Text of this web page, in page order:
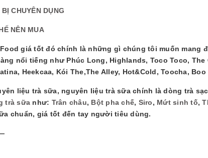
CHUYÊN DỤNG
NÊN MUA
Food giá tốt đó chính là những gì chúng tôi muốn mang
nổi tiếng như Phúc Long, Highlands, Toco Toco, The
Heekcaa, Kói The,The Alley, Hot&Cold, Toocha,
liệu trà sữa, nguyên liệu trà sữa chính là dòng trà
trà sữa như: Trân châu, Bột pha chế, Siro, Mứt sinh tố,
chuẩn, giá tốt đến tay người tiêu dùng.